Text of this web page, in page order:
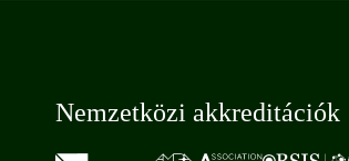
Nemzetközi akkreditációk